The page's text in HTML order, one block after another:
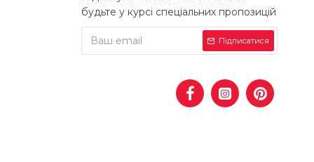
будьте у курсі спеціальних пропозицій
Підписатися